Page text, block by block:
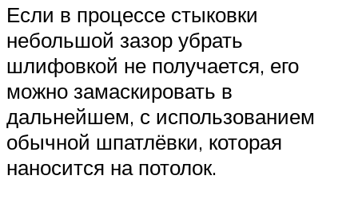
Если в процессе стыковки
небольшой зазор убрать
шлифовкой не получается, его
можно замаскировать в
дальнейшем, с использованием
обычной шпатлёвки, которая
наносится на потолок.